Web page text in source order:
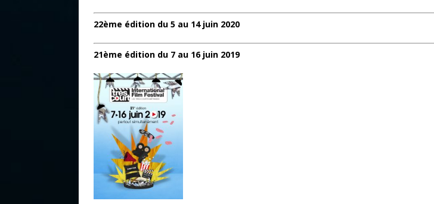
22ème édition du 5 au 14 juin 2020
21ème édition du 7 au 16 juin 2019